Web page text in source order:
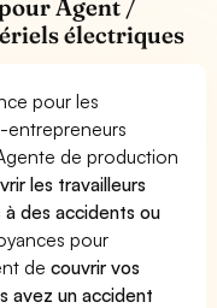
Agent /
électriques
pour les
entrepreneurs
de production
les travailleurs
des accidents ou
pour
decouvrir vos
avez un accident